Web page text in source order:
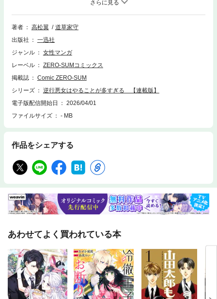
もすでに遅く、ディアナはそのまま処刑された―のだが、目覚めると破滅
する原因となったお茶会当日に時間が巻き戻っていた！「今度はあいつを
超える悪女になってやる！」そう意気込むものの、お茶会まではあと一時
が多いし時間も足りないんですけど!?淑女の仮面を脱ぎ捨てた令嬢が奔走
する、断罪エンド回避奮闘記！【本商品は単話コンテンツとなります。単
のとなりますので、ご注意ください。】
著者 高松翼
道草家守
出版社
一迅社
ジャンル
女性マンガ
レーベル
ZERO-SUMコミックス
掲載誌
Comic ZERO-SUM
シリーズ
逆行悪女はやることが多すぎる 【連載版】
電子版配信開始日
2026/04/01
ファイルサイズ
- MB
作品をシェアする
あわせてよく買われている本